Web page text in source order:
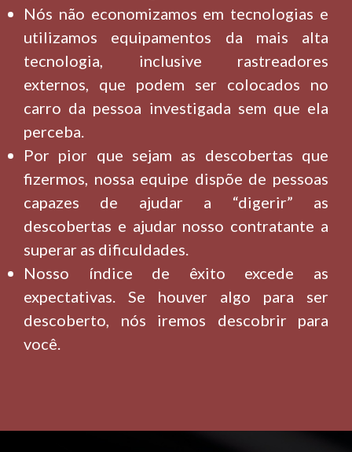
Nós não economizamos em tecnologias e
utilizamos equipamentos da mais alta
tecnologia, inclusive rastreadores
externos, que podem ser colocados no
carro da pessoa investigada sem que ela
perceba.
Por pior que sejam as descobertas que
fizermos, nossa equipe dispõe de pessoas
capazes de ajudar a “digerir” as
descobertas e ajudar nosso contratante a
superar as dificuldades.
Nosso índice de êxito excede as
expectativas. Se houver algo para ser
descoberto, nós iremos descobrir para
você.